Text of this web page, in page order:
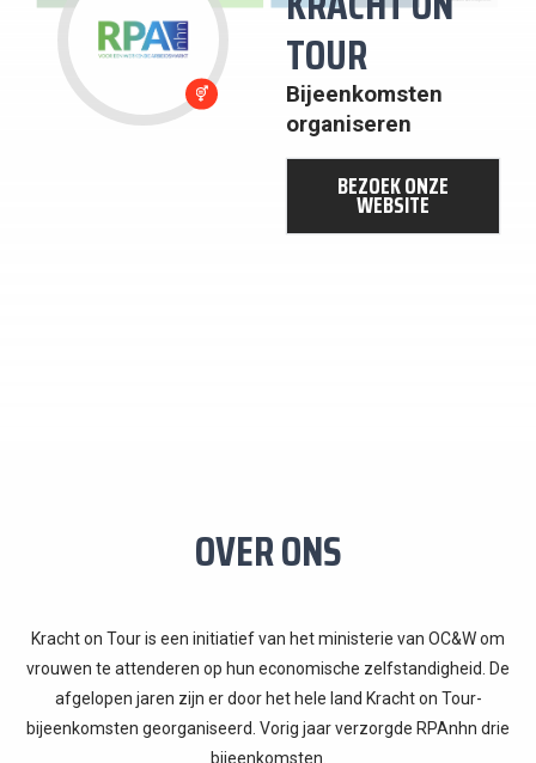
5: GENDER
GELIJKHEID
TOUR
Bijeenkomsten
organiseren
BEZOEK ONZE
WEBSITE
OVER ONS
Kracht on Tour is een initiatief van het ministerie van OC&W om
vrouwen te attenderen op hun economische zelfstandigheid. De
afgelopen jaren zijn er door het hele land Kracht on Tour-
bijeenkomsten georganiseerd. Vorig jaar verzorgde RPAnhn drie
bijeenkomsten.